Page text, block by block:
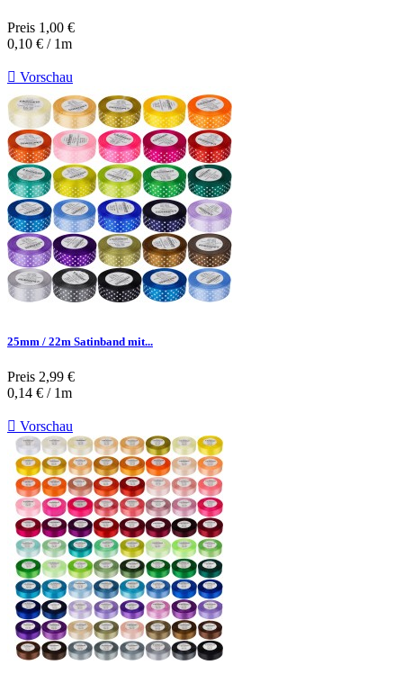
Preis 1,00 €
0,10 € / 1m
 Vorschau
25mm / 22m Satinband mit...
Preis 2,99 €
0,14 € / 1m
 Vorschau